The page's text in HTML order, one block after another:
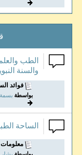
الطب
والسنة
فوائد
بواسطةبسمة
الساحة
معلومات